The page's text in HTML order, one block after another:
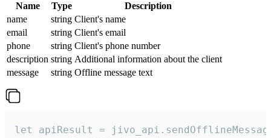
Name Type
Description
name
string Client's name
email
string Client's email
phone
string Client's phone number
description string Additional information about the client
message
string Offline message text
let apiResult =